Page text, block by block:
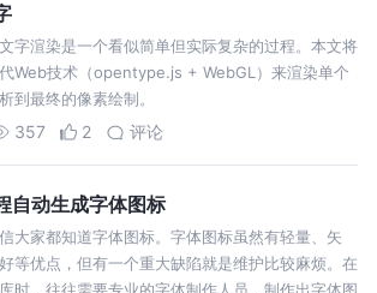
字渲染是一个看似简单但实际复杂的过程。本文将
Web技术（opentype.js + WebGL）来渲染单个
到最终的像素绘制。
357 2 评论
自动生成字体图标
大家都知道字体图标。字体图标虽然有轻量、矢
等优点，但有一个重大缺陷就是维护比较麻烦。在